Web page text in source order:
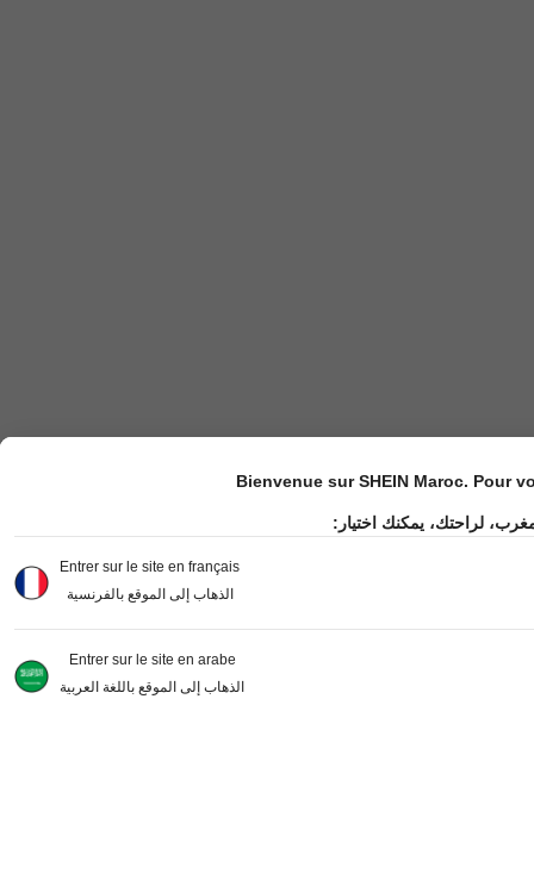
Bienvenue sur SHEIN Maroc. Pour
لراحتك، يمكنك اختيار:
Entrer sur le site en français
الذهاب إلى الموقع بالفرنسية
Entrer sur le site en arabe
الذهاب إلى الموقع باللغة العربية